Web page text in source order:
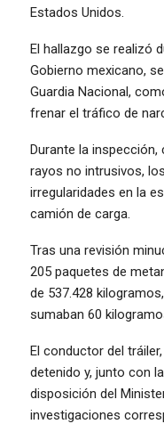
Estados Unidos.
El hallazgo se realizó
Gobierno mexicano,
Guardia Nacional,
frenar el tráfico de
Durante la
rayos no intrusivos,
irregularidades en la
camión de carga.
Tras una revisión
205 paquetes de
de 537.428
sumaban 60
El conductor del
detenido y, junto con
disposición del
investigaciones